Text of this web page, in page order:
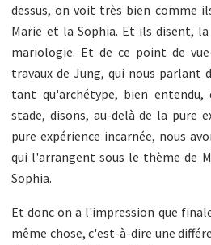
dessus, on voit très bien comme
Marie et la Sophia. Et ils disent,
mariologie. Et de ce point de
travaux de Jung, qui nous parlant
tant qu'archétype, bien entendu,
stade, disons, au-delà de la pure
pure expérience incarnée, nous
qui l'arrangent sous le thème de
Sophia.
Et donc on a l'impression que
même chose, c'est-à-dire une